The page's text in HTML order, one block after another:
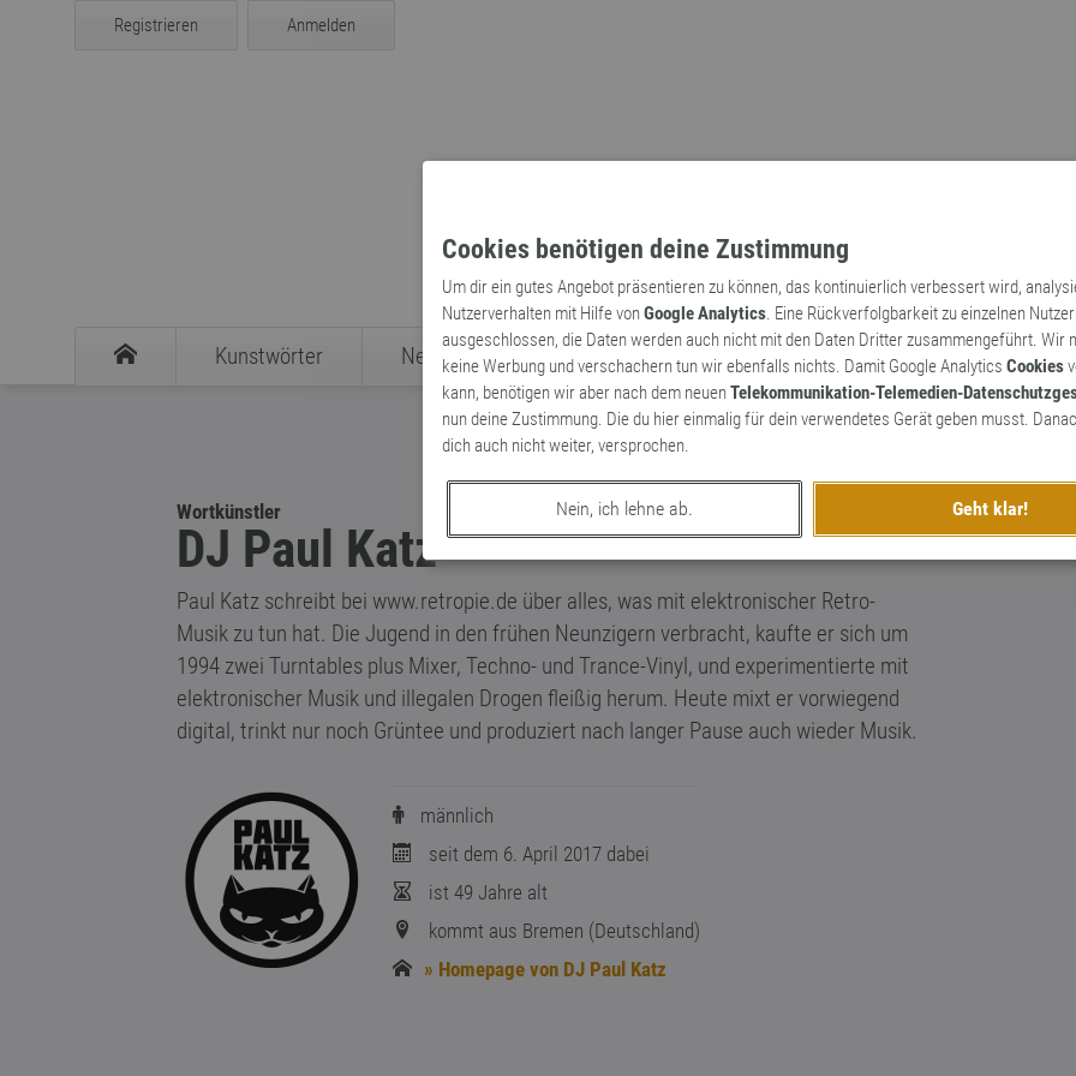
Cookies benötigen deine Zustimmung
Um dir ein gutes Angebot präsentieren zu können, das kontinuierlich verbessert wird,
Nutzerverhalten mit Hilfe vonGoogle Analytics. Eine Rückverfolgbarkeit zu einzelnen
ausgeschlossen, die Daten werden auch nicht mit den Daten Dritter zusammengeführt. Wir
keine Werbung und verschachern tun wir ebenfalls nichts. Damit Google Analytics Cookies
kann, benötigen wir aber nach dem neuenTelekommunikation-Telemedien-
nun deine Zustimmung. Die du hier einmalig für dein verwendetes Gerät geben musst.
dich auch nicht weiter, versprochen.
Nein, ich lehne ab. Geht klar!
Registrieren Anmelden
Kunstwörter Neologismen Archaismen Markennamen
Wortkünstler
DJ Paul Katz
Paul Katz schreibt bei www.retropie.de über alles, was mit elektronischer Retro-
Musik zu tun hat. Die Jugend in den frühen Neunzigern verbracht, kaufte er sich um
1994 zwei Turntables plus Mixer, Techno- und Trance-Vinyl, und experimentierte mit
elektronischer Musik und illegalen Drogen fleißig herum. Heute mixt er vorwiegend
digital, trinkt nur noch Grüntee und produziert nach langer Pause auch wieder Musik.
männlich
seit dem 6. April 2017 dabei
ist 49 Jahre alt
kommt aus Bremen (Deutschland)
» Homepage von DJ Paul Katz